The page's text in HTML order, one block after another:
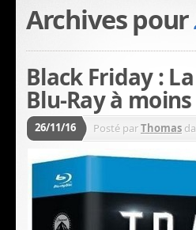
Archives pour
Black Friday :
Blu-Ray à
26/11/16 Posté parThomas